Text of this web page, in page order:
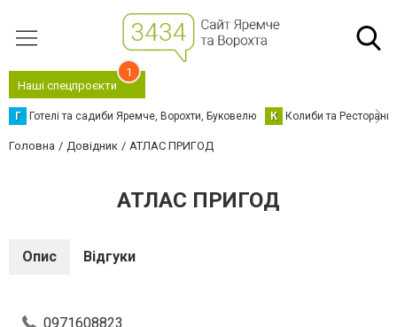
Наші спецпроєкти
1
Г Готелі та садиби Яремче, Ворохти, Буковелю К Колиби та Ресторани
Головна Довідник АТЛАС ПРИГОД
АТЛАС ПРИГОД
Опис Відгуки
0971608823